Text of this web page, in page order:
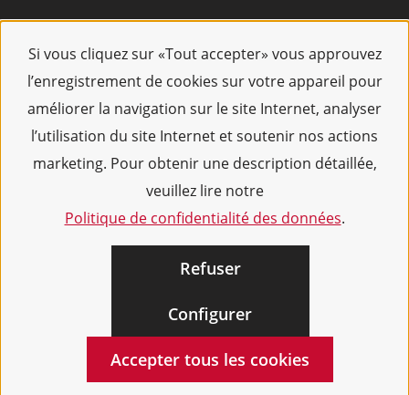
Si vous cliquez sur «Tout accepter» vous approuvez
l’enregistrement de cookies sur votre appareil pour
améliorer la navigation sur le site Internet, analyser
l’utilisation du site Internet et soutenir nos actions
marketing. Pour obtenir une description détaillée,
veuillez lire notre
Politique de confidentialité des données.
Refuser
Configurer
Accepter tous les cookies